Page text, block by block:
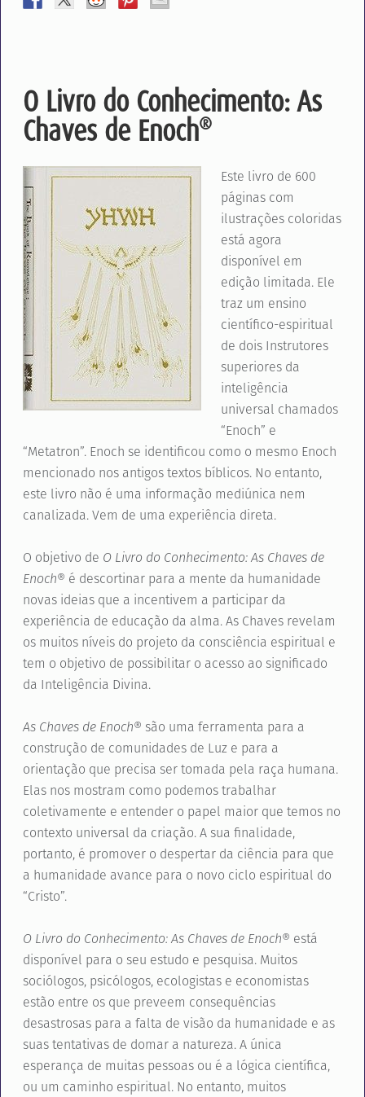
O Livro do Conhecimento: As
Chaves de Enoch®
Este livro de 600
páginas com
ilustrações coloridas
está agora
disponível em
edição limitada. Ele
traz um ensino
científico-espiritual
de dois Instrutores
superiores da
inteligência
universal chamados
“Enoch” e
“Metatron”. Enoch se identificou como o mesmo Enoch
mencionado nos antigos textos bíblicos. No entanto,
este livro não é uma informação mediúnica nem
canalizada. Vem de uma experiência direta.
O objetivo de O Livro do Conhecimento: As Chaves de
Enoch® é descortinar para a mente da humanidade
novas ideias que a incentivem a participar da
experiência de educação da alma. As Chaves revelam
os muitos níveis do projeto da consciência espiritual e
tem o objetivo de possibilitar o acesso ao significado
da Inteligência Divina.
As Chaves de Enoch® são uma ferramenta para a
construção de comunidades de Luz e para a
orientação que precisa ser tomada pela raça humana.
Elas nos mostram como podemos trabalhar
coletivamente e entender o papel maior que temos no
contexto universal da criação. A sua finalidade,
portanto, é promover o despertar da ciência para que
a humanidade avance para o novo ciclo espiritual do
“Cristo”.
O Livro do Conhecimento: As Chaves de Enoch® está
disponível para o seu estudo e pesquisa. Muitos
sociólogos, psicólogos, ecologistas e economistas
estão entre os que preveem consequências
desastrosas para a falta de visão da humanidade e as
suas tentativas de domar a natureza. A única
esperança de muitas pessoas ou é a lógica científica,
ou um caminho espiritual. No entanto, muitos